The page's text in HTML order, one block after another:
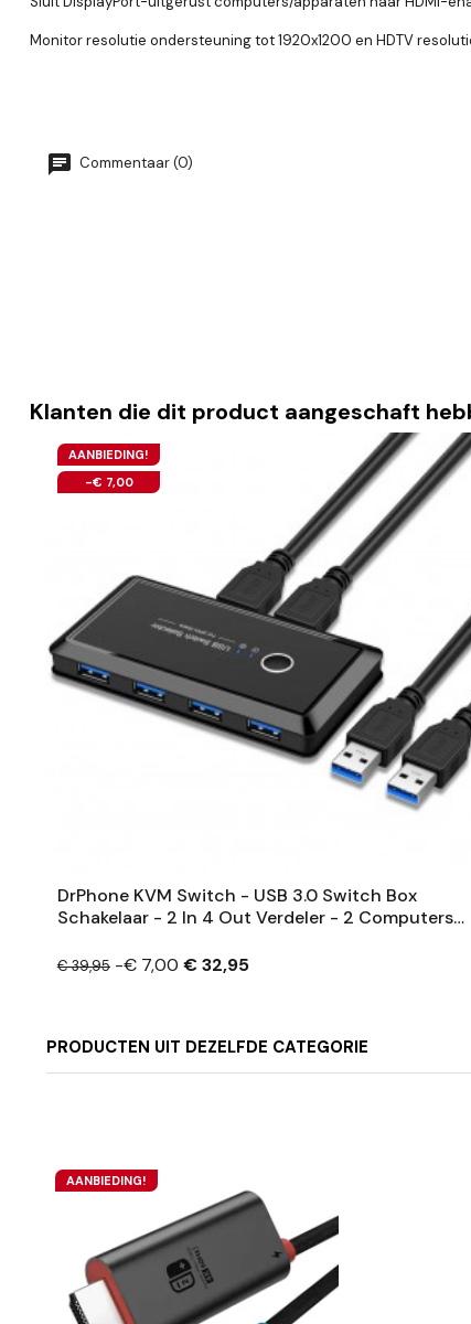
Monitor resolutie ondersteuning tot 1920x1200 en HDTV
Commentaar (0)
Klanten die dit product aangeschaft
AANBIEDING!
-€ 7,00
DrPhone KVM Switch - USB 3.0 Switch Box
Schakelaar - 2 In 4 Out Verdeler - 2 Computers
€ 39,95 -€ 7,00 € 32,95
PRODUCTEN UIT DEZELFDE CATEGORIE
AANBIEDING!